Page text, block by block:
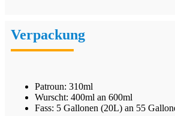
Verpackung
Patroun: 310ml
Wurscht: 400ml an 600ml
Fass: 5 Gallonen (20L) an 55